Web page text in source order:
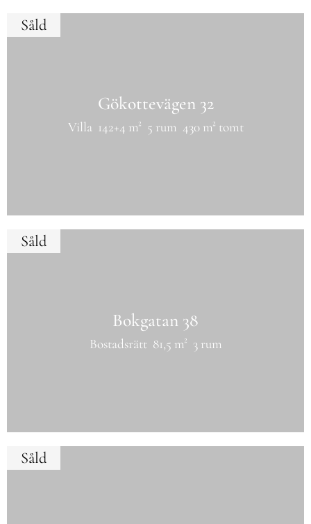
Gökottevägen 32
Villa 142+4 m² 5 rum 430 m² tomt
Såld
Bokgatan 38
Bostadsrätt 81,5 m² 3 rum
Såld
Såld